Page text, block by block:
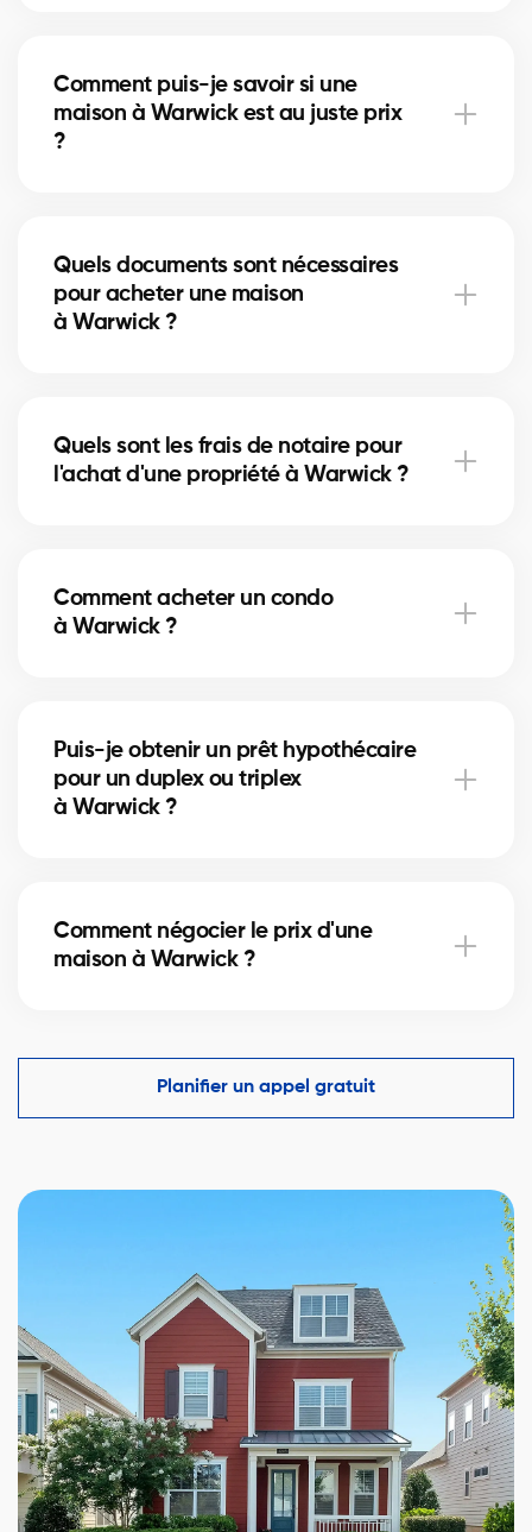
immeuble locatif. Nos courtiers vous aident à trouver
la propriété qui correspond à vos objectifs et à votre
budget.
Comment puis-je savoir si une
maison à Warwick est au juste prix
?
l’emplacement pour vous donner une estimation
précise et vous éviter de surpayer.
Quels documents sont nécessaires
pour acheter une maison
à Warwick ?
pièce d'identité et d'une lettre de préapprobation.
Nos experts vous accompagnent dans chaque
Quels sont les frais de notaire pour
l'achat d'une propriété à Warwick ?
vérification des titres et l’inscription hypothécaire.
Nos courtiers peuvent vous aider à estimer ces
Comment acheter un condo
à Warwick ?
de la copropriété. Nos courtiers vous guident pour
éviter les mauvaises surprises.
Puis-je obtenir un prêt hypothécaire
pour un duplex ou triplex
à Warwick ?
locatifs. Ils vous aident à financer votre projet
immobilier et optimiser votre mise de fonds.
Comment négocier le prix d'une
maison à Warwick ?
comparables du marché à Warwick et vous aide à
faire une offre compétitive tout en protégeant vos
intérêts.
Planifier un appel gratuit